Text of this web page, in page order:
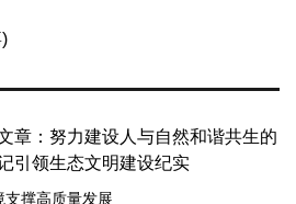
章：努力建设人与自然和谐共生的
领生态文明建设纪实
支撑高质量发展